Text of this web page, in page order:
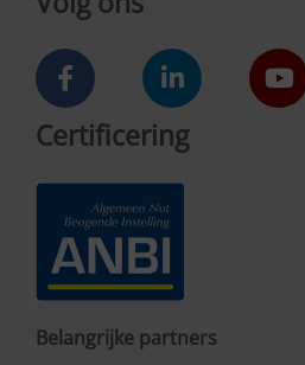
Certificering
Belangrijke partners